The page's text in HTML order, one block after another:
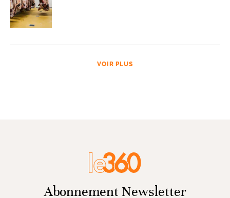
VOIR PLUS
Abonnement Newsletter